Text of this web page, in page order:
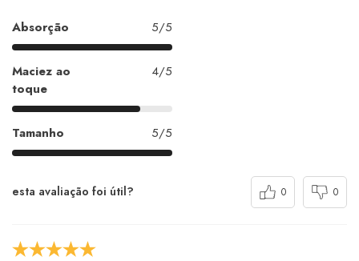
Absorção 5/5
Maciez ao
toque
4/5
Tamanho 5/5
esta avaliação foi útil? 0 0